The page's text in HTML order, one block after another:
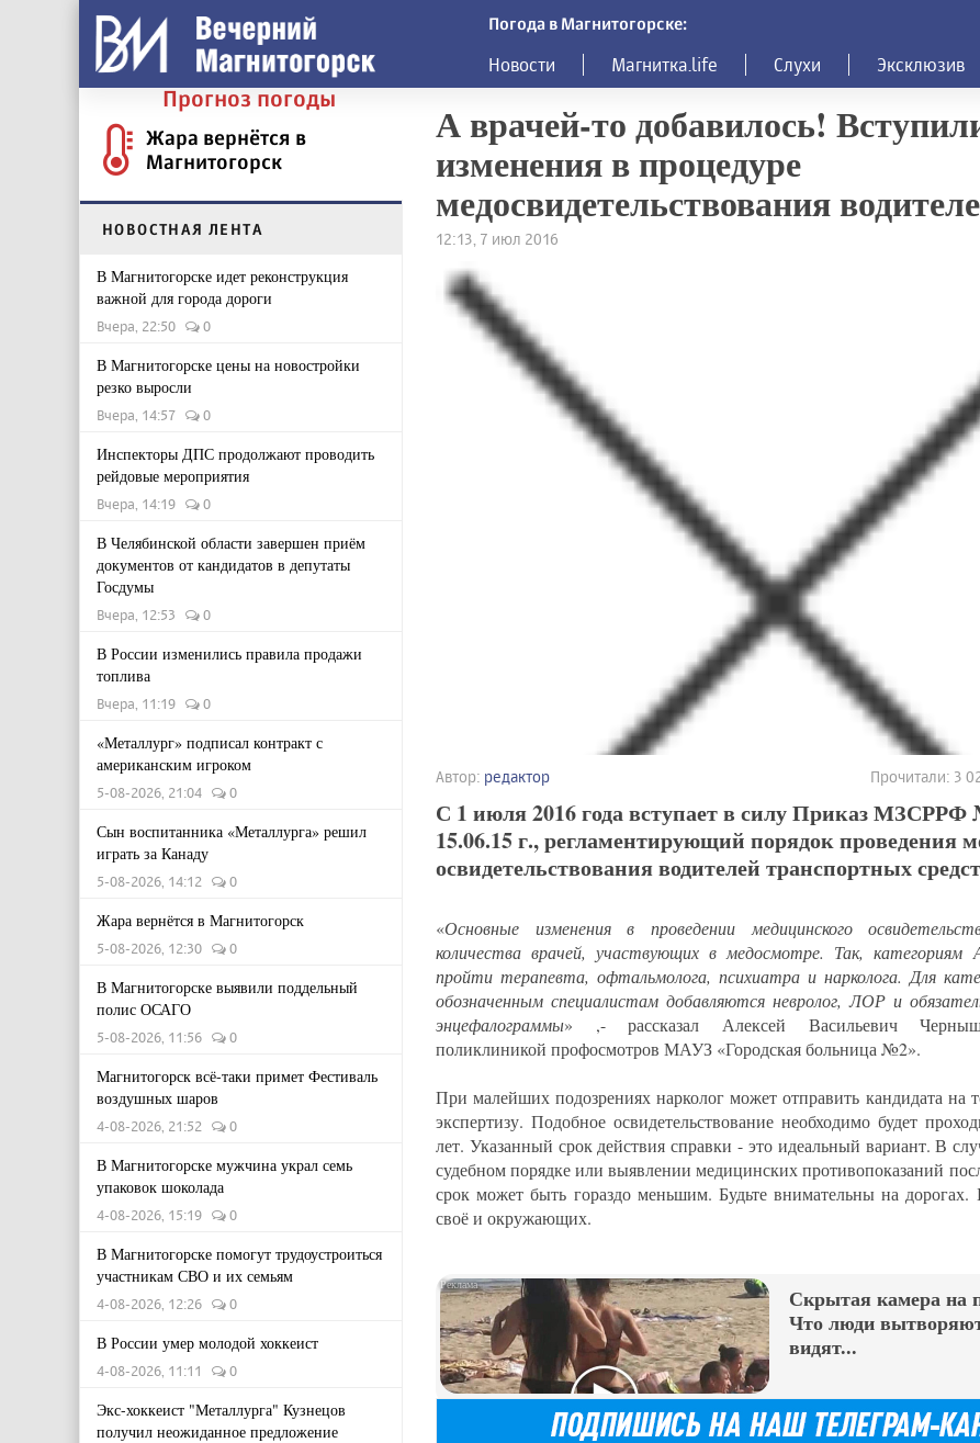
Погода в Магнитогорске:
Новости Магнитка.life Слухи Эксклюзив
Прогноз погоды
Жара вернётся в
Магнитогорск
НОВОСТНАЯ ЛЕНТА
В Магнитогорске идет реконструкция
важной для города дороги
Вчера, 22:50 0
В Магнитогорске цены на новостройки
резко выросли
Вчера, 14:57 0
Инспекторы ДПС продолжают проводить
рейдовые мероприятия
Вчера, 14:19 0
В Челябинской области завершен приём
документов от кандидатов в депутаты
Госдумы
Вчера, 12:53 0
В России изменились правила продажи
топлива
Вчера, 11:19 0
«Металлург» подписал контракт с
американским игроком
5-08-2026, 21:04 0
Сын воспитанника «Металлурга» решил
играть за Канаду
5-08-2026, 14:12 0
Жара вернётся в Магнитогорск
5-08-2026, 12:30 0
В Магнитогорске выявили поддельный
полис ОСАГО
5-08-2026, 11:56 0
Магнитогорск всё-таки примет Фестиваль
воздушных шаров
4-08-2026, 21:52 0
В Магнитогорске мужчина украл семь
упаковок шоколада
4-08-2026, 15:19 0
В Магнитогорске помогут трудоустроиться
участникам СВО и их семьям
4-08-2026, 12:26 0
В России умер молодой хоккеист
4-08-2026, 11:11 0
Экс-хоккеист "Металлурга" Кузнецов
получил неожиданное предложение
А врачей-то добавилось!
изменения в процедуре
медосвидетельствования
12:13, 7 июл 2016
Автор: редактор Прочитали: 3
С 1 июля 2016 года вступает в силу Приказ МЗСРРФ
15.06.15 г., регламентирующий порядок проведения
освидетельствования водителей транспортных
«Основные изменения в проведении медицинского
количества врачей, участвующих в медосмотре. Так,
пройти терапевта, офтальмолога, психиатра и нарколога. Для
обозначенным специалистам добавляются невролог, ЛОР и
энцефалограммы» ,- рассказал Алексей Васильевич
поликлиникой профосмотров МАУЗ «Городская больница №2».
При малейших подозрениях нарколог может отправить кандидата на
экспертизу. Подобное освидетельствование необходимо будет
лет. Указанный срок действия справки - это идеальный вариант. В
судебном порядке или выявлении медицинских противопоказаний
срок может быть гораздо меньшим. Будьте внимательны на дорогах.
своё и окружающих.
Скрытая камера на
Что люди
видят...